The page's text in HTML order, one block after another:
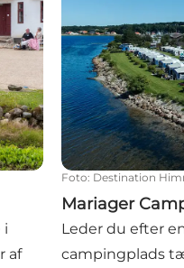
i
af
Foto: Destination
Mariager
Leder du efter
campingplads